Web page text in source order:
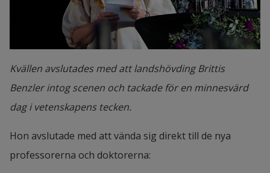
Kvällen avslutades med att landshövding Brittis
Benzler intog scenen och tackade för en minnesvärd
dag i vetenskapens tecken.
Hon avslutade med att vända sig direkt till de nya
professorerna och doktorerna: